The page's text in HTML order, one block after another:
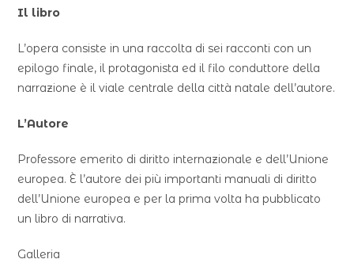
Il libro
L’opera consiste in una raccolta di sei racconti con un
epilogo finale, il protagonista ed il filo conduttore della
narrazione è il viale centrale della città natale dell’autore.
L’Autore
Professore emerito di diritto internazionale e dell’Unione
europea. È l’autore dei più importanti manuali di diritto
dell’Unione europea e per la prima volta ha pubblicato
un libro di narrativa.
Galleria